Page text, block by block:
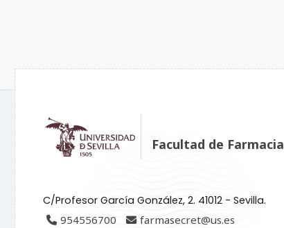
Facultad de Farmacia
C/Profesor García González, 2. 41012 - Sevilla.
954556700
farmasecret@us.es